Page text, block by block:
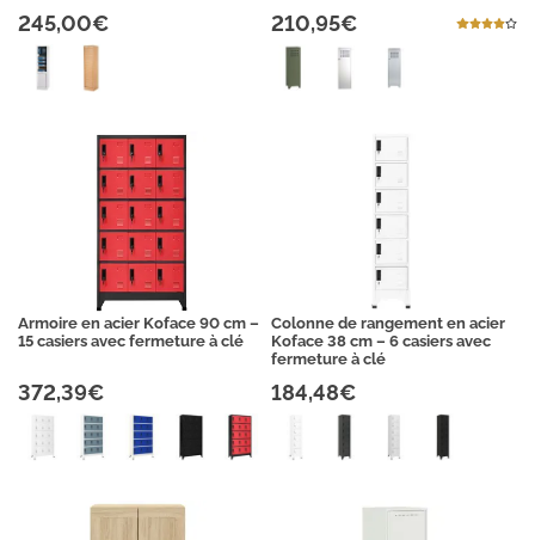
245,00€ 210,95€
Armoire en acier Koface 90 cm –
15 casiers avec fermeture à clé
372,39€
Colonne de rangement en acier
Koface 38 cm – 6 casiers avec
fermeture à clé
184,48€